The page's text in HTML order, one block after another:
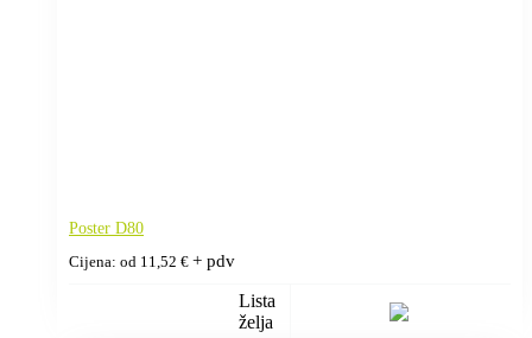
Poster D80
Cijena: od 11,52 € + pdv
Lista
želja